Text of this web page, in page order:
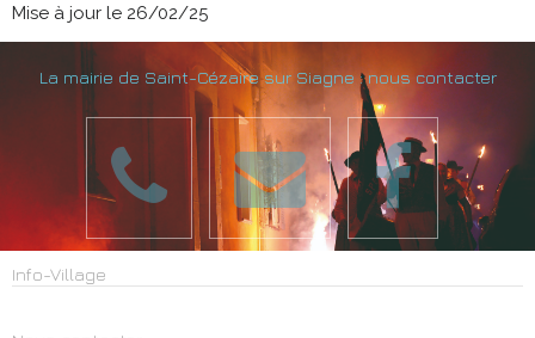
Mise à jour le 26/02/25
La mairie de Saint-Cézaire sur Siagne : nous contacter
Info-Village